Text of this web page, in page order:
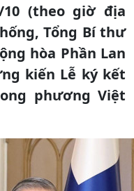
(theo giờ địa
Tổng Bí thư
hòa Phần Lan
kiến Lễ ký kết
phương Việt